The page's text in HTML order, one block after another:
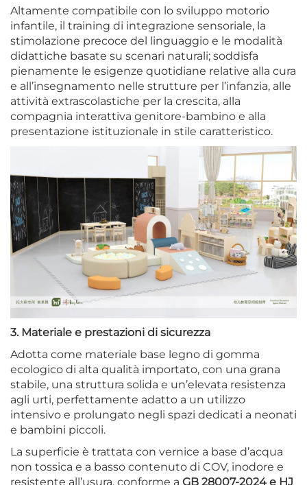
Altamente compatibile con lo sviluppo motorio
infantile, il training di integrazione sensoriale, la
stimolazione precoce del linguaggio e le modalità
didattiche basate su scenari naturali; soddisfa
pienamente le esigenze quotidiane relative alla cura
e all’insegnamento nelle strutture per l’infanzia, alle
attività extrascolastiche per la crescita, alla
compagnia interattiva genitore-bambino e alla
presentazione istituzionale in stile caratteristico.
3. Materiale e prestazioni di sicurezza
Adotta come materiale base legno di gomma
ecologico di alta qualità importato, con una grana
stabile, una struttura solida e un’elevata resistenza
agli urti, perfettamente adatto a un utilizzo
intensivo e prolungato negli spazi dedicati a neonati
e bambini piccoli.
La superficie è trattata con vernice a base d’acqua
non tossica e a basso contenuto di COV, inodore e
resistente all’usura, conforme a GB 28007-2024 e HJ